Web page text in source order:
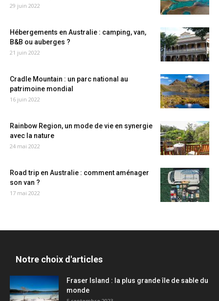
29 juin 2022
Hébergements en Australie : camping, van,
B&B ou auberges ?
21 juin 2022
Cradle Mountain : un parc national au
patrimoine mondial
16 juin 2022
Rainbow Region, un mode de vie en synergie
avec la nature
24 mai 2022
Road trip en Australie : comment aménager
son van ?
17 mai 2022
Notre choix d'articles
Fraser Island : la plus grande île de sable du
monde